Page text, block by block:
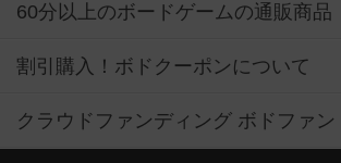
60分以上のボードゲームの通販商品
割引購入！ボドクーポンについて
クラウドファンディング ボドファン